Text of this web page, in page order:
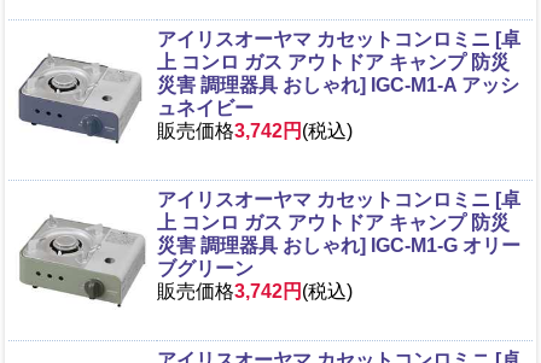
アイリスオーヤマ カセットコンロミニ [卓
上 コンロ ガス アウトドア キャンプ 防災
災害 調理器具 おしゃれ] IGC-M1-A アッシ
ュネイビー
販売価格3,742円 (税込)
アイリスオーヤマ カセットコンロミニ [卓
上 コンロ ガス アウトドア キャンプ 防災
災害 調理器具 おしゃれ] IGC-M1-G オリー
ブグリーン
販売価格3,742円 (税込)